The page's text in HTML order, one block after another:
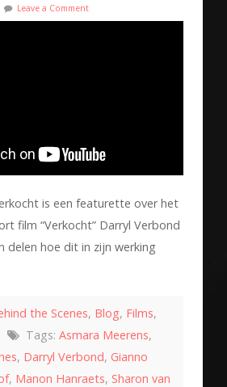
Leave a Comment
is een featurette over het
film “Verkocht” Darryl Verbond
delen hoe dit in zijn werking
the Scenes, Blog, Films,
Tags: Asmara Meerens,
, Darryl Verbond, Gianno
, Manon Hanraets, Sharon van